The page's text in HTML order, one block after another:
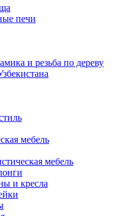
печи
и резьба по дереву
мебель
мебель
и кресла